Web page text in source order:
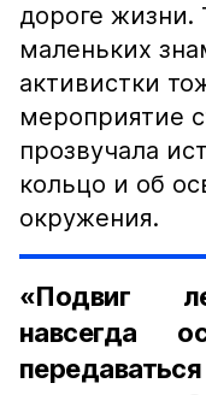
дороге жизни.
маленьких
активистки
мероприятие
прозвучала
кольцо и об
окружения.
«Подвиг
навсегда